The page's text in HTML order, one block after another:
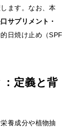
ます。なお、本
サプリメント・
日焼け止め（SPF
定義と背
養成分や植物抽